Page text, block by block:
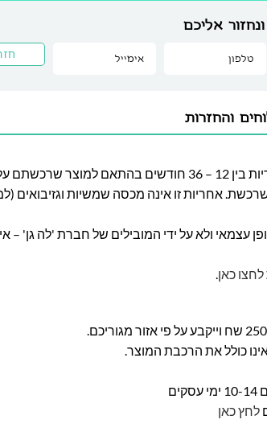
אליכם
והחזרות
חברת לה גן מעניקה אחריות בין 12 – 36 חודשים בהתאם למוצר
אחריות זו אינה מכסה שמשיות וגזיבואים
עצמאי ולא על ידי המובילים של חברת 'לה גן' –
לחצו כאן.
כולל את הרכבת המוצר.
לחץ כאן